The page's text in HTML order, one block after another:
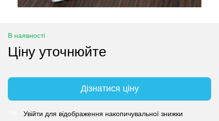
В наявності
Ціну уточнюйте
Дізнатися ціну
Увійти для відображення накопичувальної знижки